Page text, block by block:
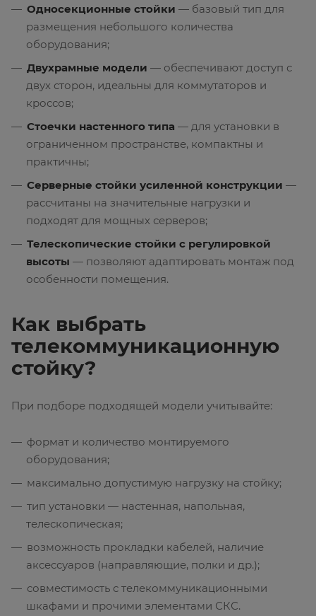
Односекционные стойки — базовый тип для
размещения небольшого количества
оборудования;
Двухрамные модели — обеспечивают доступ с
двух сторон, идеальны для коммутаторов и
кроссов;
Стоечки настенного типа — для установки в
ограниченном пространстве, компактны и
практичны;
Серверные стойки усиленной конструкции —
рассчитаны на значительные нагрузки и
подходят для мощных серверов;
Телескопические стойки с регулировкой
высоты — позволяют адаптировать монтаж под
особенности помещения.
Как выбрать
телекоммуникационную
стойку?
При подборе подходящей модели учитывайте:
формат и количество монтируемого
оборудования;
максимально допустимую нагрузку на стойку;
тип установки — настенная, напольная,
телескопическая;
возможность прокладки кабелей, наличие
аксессуаров (направляющие, полки и др.);
совместимость с телекоммуникационными
шкафами и прочими элементами СКС.